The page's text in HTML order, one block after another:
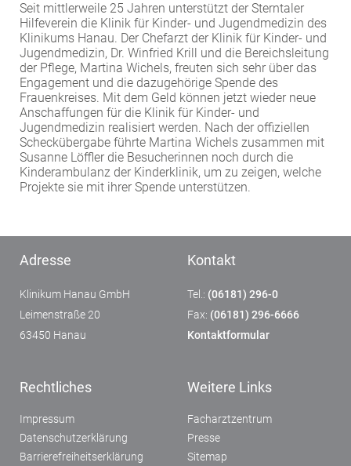
Seit mittlerweile 25 Jahren unterstützt der Sterntaler
Hilfeverein die Klinik für Kinder- und Jugendmedizin des
Klinikums Hanau. Der Chefarzt der Klinik für Kinder- und
Jugendmedizin, Dr. Winfried Krill und die Bereichsleitung
der Pflege, Martina Wichels, freuten sich sehr über das
Engagement und die dazugehörige Spende des
Frauenkreises. Mit dem Geld können jetzt wieder neue
Anschaffungen für die Klinik für Kinder- und
Jugendmedizin realisiert werden. Nach der offiziellen
Scheckübergabe führte Martina Wichels zusammen mit
Susanne Löffler die Besucherinnen noch durch die
Kinderambulanz der Kinderklinik, um zu zeigen, welche
Projekte sie mit ihrer Spende unterstützen.
Adresse
Klinikum Hanau GmbH
Leimenstraße 20
63450 Hanau
Kontakt
Tel.: (06181) 296-0
Fax: (06181) 296-6666
Kontaktformular
Rechtliches
Impressum
Datenschutzerklärung
Barrierefreiheitserklärung
Weitere Links
Facharztzentrum
Presse
Sitemap